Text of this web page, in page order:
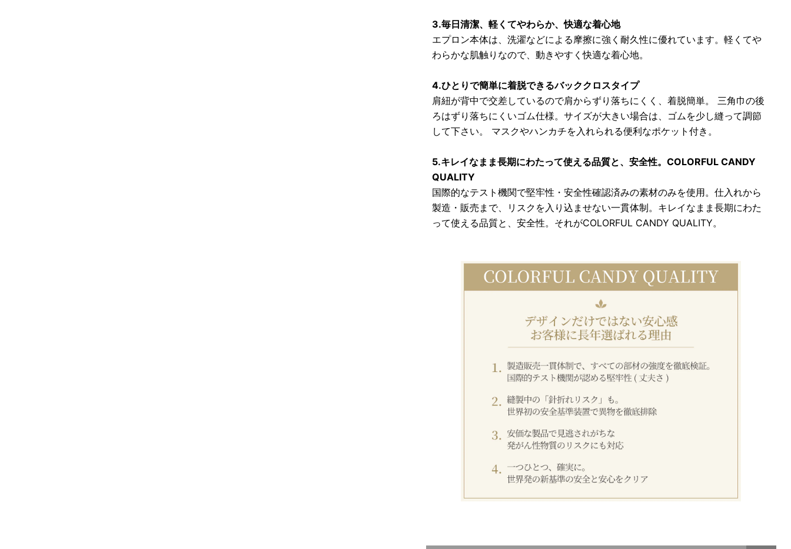
3.毎日清潔、軽くてやわらか、快適な着心地
エプロン本体は、洗濯などによる摩擦に強く耐久性に優れています。軽くてや
わらかな肌触りなので、動きやすく快適な着心地。
4.ひとりで簡単に着脱できるバッククロスタイプ
肩紐が背中で交差しているので肩からずり落ちにくく、着脱簡単。 三角巾の後
ろはずり落ちにくいゴム仕様。サイズが大きい場合は、ゴムを少し縫って調節
して下さい。 マスクやハンカチを入れられる便利なポケット付き。
5.キレイなまま長期にわたって使える品質と、安全性。COLORFUL CANDY
QUALITY
国際的なテスト機関で堅牢性・安全性確認済みの素材のみを使用。仕入れから
製造・販売まで、リスクを入り込ませない一貫体制。キレイなまま長期にわた
って使える品質と、安全性。それがCOLORFUL CANDY QUALITY。